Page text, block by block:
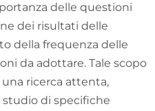
delle questioni
dei risultati delle
della frequenza delle
da adottare. Tale scopo
ricerca attenta,
studio di specifiche